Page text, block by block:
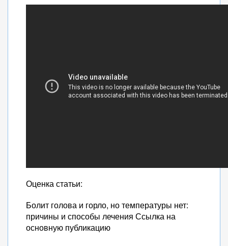
Оценка статьи:
Болит голова и горло, но температуры нет:
причины и способы лечения Ссылка на
основную публикацию